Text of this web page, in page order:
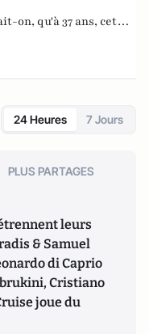
on, qu'à 37 ans, cet
en Belgique et
produit, gère et
24 Heures 7 Jours
PLUS PARTAGES
leurs
& Samuel
di Caprio
Cristiano
joue du